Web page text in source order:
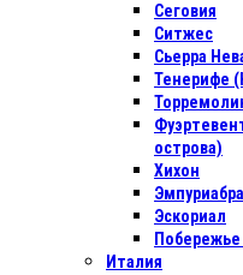
Сеговия
Ситжес
Сьерра
Тенерифе
острова)
Хихон
Эскориал
Италия